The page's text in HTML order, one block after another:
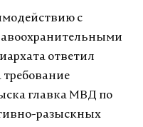
с
ответил
главка МВД по
разыскных